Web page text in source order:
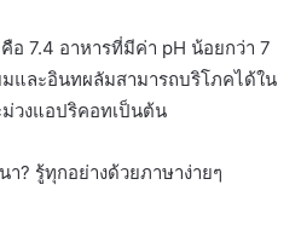
7.4 อาหารที่มีค่า pH น้อยกว่า 7
มและอินทผลัมสามารถบริโภคได้ใน
วงแอปริคอทเป็นต้น
? รู้ทุกอย่างด้วยภาษาง่ายๆ